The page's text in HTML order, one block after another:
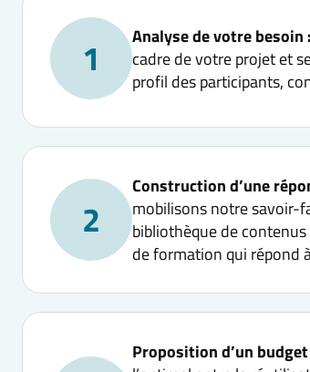
1 Analyse de votre besoin :
cadre de votre projet et
profil des participants,
2
Construction d’une
mobilisons notre savoir-
bibliothèque de
de formation qui répond
Proposition d’un